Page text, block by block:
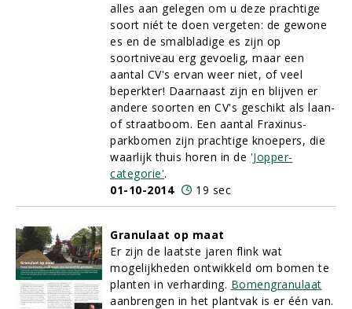
alles aan gelegen om u deze prachtige
soort niét te doen vergeten: de gewone
es en de smalbladige es zijn op
soortniveau erg gevoelig, maar een
aantal CV's ervan weer niet, of veel
beperkter! Daarnaast zijn en blijven er
andere soorten en CV's geschikt als laan-
of straatboom. Een aantal Fraxinus-
parkbomen zijn prachtige knoepers, die
waarlijk thuis horen in de 'Jopper-
categorie'.
01-10-2014
19 sec
Granulaat op maat
Er zijn de laatste jaren flink wat
mogelijkheden ontwikkeld om bomen te
planten in verharding. Bomengranulaat
aanbrengen in het plantvak is er één van.